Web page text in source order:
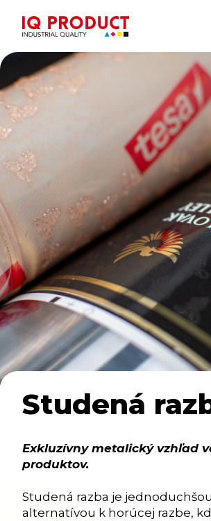
Studená
Exkluzívny metalický vzhľad
produktov.
Studená razba je jednoduchšou
alternatívou k horúcej razbe,